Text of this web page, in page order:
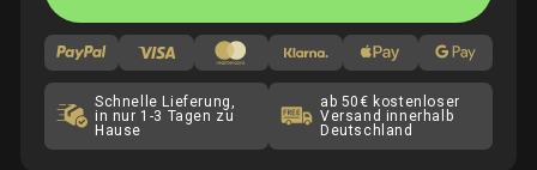
Schnelle Lieferung,
in nur 1-3 Tagen zu
Hause
ab 50€ kostenloser
Versand innerhalb
Deutschland